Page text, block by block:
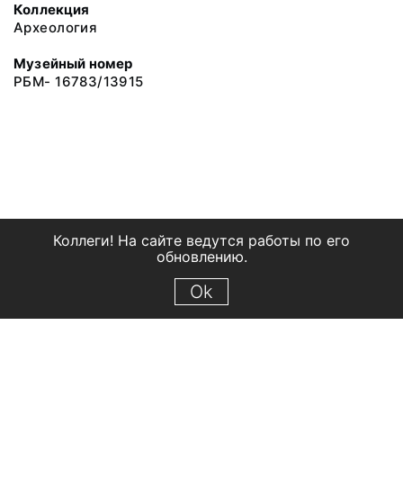
Коллекция
Археология
Музейный номер
РБМ- 16783/13915
Коллеги! На сайте ведутся работы по его
обновлению.
Ok